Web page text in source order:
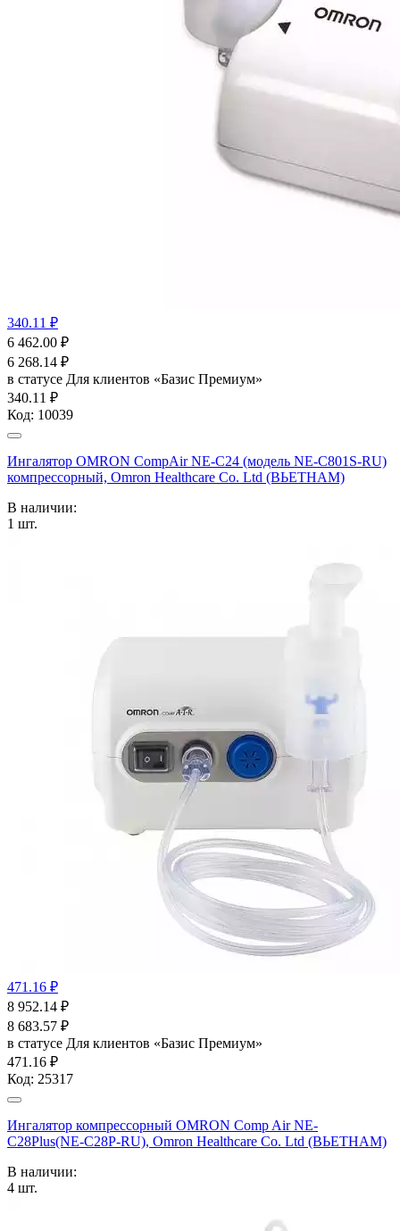
340.11 ₽
6 462.00 ₽
6 268.14 ₽
в статусе Для клиентов «Базис Премиум»
340.11 ₽
Код: 10039
Ингалятор OMRON CompAir NE-C24 (модель NE-C801S-RU)
компрессорный, Omron Healthcare Co. Ltd (ВЬЕТНАМ)
В наличии:
1 шт.
471.16 ₽
8 952.14 ₽
8 683.57 ₽
в статусе Для клиентов «Базис Премиум»
471.16 ₽
Код: 25317
Ингалятор компрессорный OMRON Comp Air NE-
C28Plus(NE-C28P-RU), Omron Healthcare Co. Ltd (ВЬЕТНАМ)
В наличии:
4 шт.